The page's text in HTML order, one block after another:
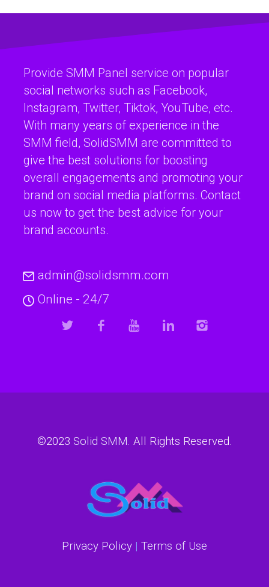
Provide SMM Panel service on popular
social networks such as Facebook,
Instagram, Twitter, Tiktok, YouTube, etc.
With many years of experience in the
SMM field, SolidSMM are committed to
give the best solutions for boosting
overall engagements and promoting your
brand on social media platforms. Contact
us now to get the best advice for your
brand accounts.
admin@solidsmm.com
Online - 24/7
©2023 Solid SMM. All Rights Reserved.
Privacy Policy | Terms of Use